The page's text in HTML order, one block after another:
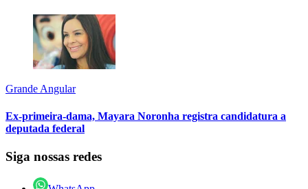
Grande Angular
Ex-primeira-dama, Mayara Noronha registra candidatura a
deputada federal
Siga nossas redes